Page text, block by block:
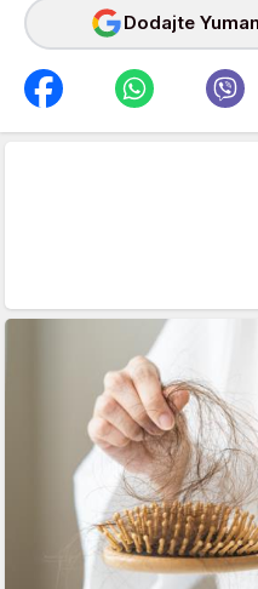
Dodajte